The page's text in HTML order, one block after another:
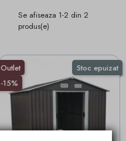
Se afiseaza 1-2 din 2
produs(e)
Stoc epuizat
Outlet
-15%